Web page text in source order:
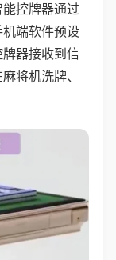
控牌器通过
端软件预设
器接收到信
将机洗牌、